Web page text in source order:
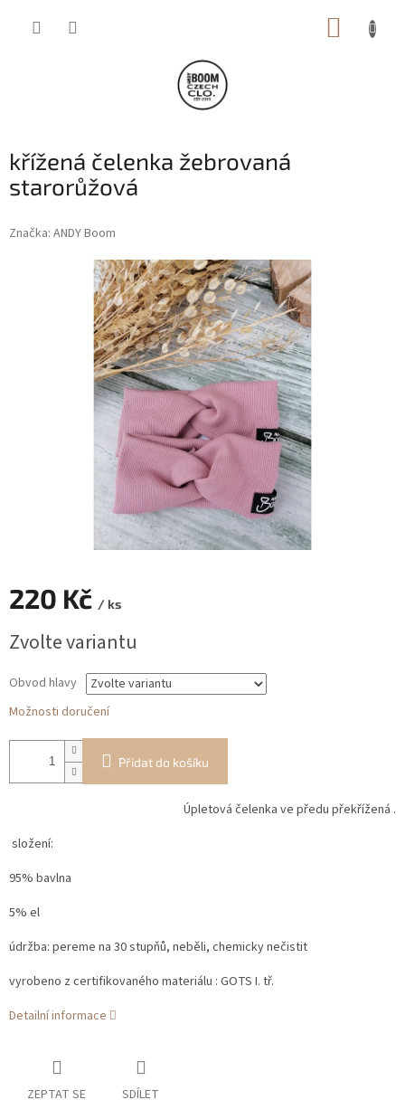
křížená čelenka žebrovaná
starorůžová
Značka: ANDY Boom
220 Kč / ks
cena:
Zvolte variantu
Obvod hlavy
Možnosti doručení
Přidat do košíku
Úpletová čelenka ve předu překřížená .
složení:
95% bavlna
5% el
údržba: pereme na 30 stupňů, neběli, chemicky nečistit
vyrobeno z certifikovaného materiálu : GOTS I. tř.
Detailní informace
ZEPTAT SE SDÍLET